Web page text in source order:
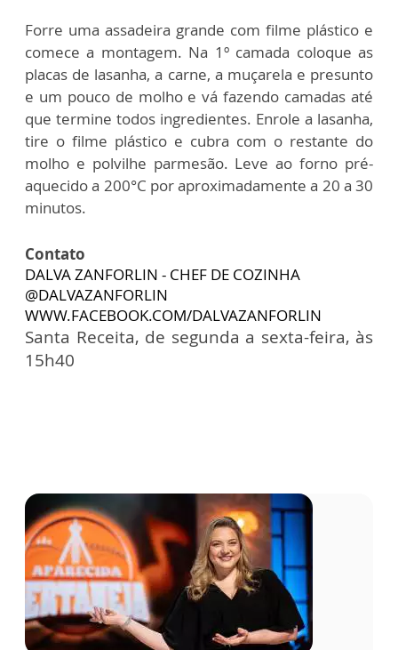
Forre uma assadeira grande com filme plástico e
comece a montagem. Na 1º camada coloque as
placas de lasanha, a carne, a muçarela e presunto
e um pouco de molho e vá fazendo camadas até
que termine todos ingredientes. Enrole a lasanha,
tire o filme plástico e cubra com o restante do
molho e polvilhe parmesão. Leve ao forno pré-
aquecido a 200°C por aproximadamente a 20 a 30
minutos.
Contato
DALVA ZANFORLIN - CHEF DE COZINHA
@DALVAZANFORLIN
WWW.FACEBOOK.COM/DALVAZANFORLIN
Santa Receita, de segunda a sexta-feira, às
15h40